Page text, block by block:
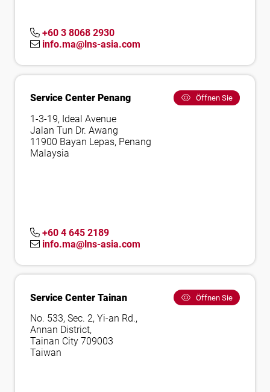
+60 3 8068 2930
info.ma@lns-asia.com
Service Center Penang Öffnen Sie
1-3-19, Ideal Avenue
Jalan Tun Dr. Awang
11900 Bayan Lepas, Penang
Malaysia
+60 4 645 2189
info.ma@lns-asia.com
Service Center Tainan Öffnen Sie
No. 533, Sec. 2, Yi-an Rd.,
Annan District,
Tainan City 709003
Taiwan